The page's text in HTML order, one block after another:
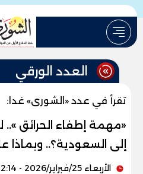
العدد الورقي
تقرأ في عدد «الشورى» غدا:
«مهمة إطفاء الحرائق
إلى السعودية؟.. وبماذا
الأربعاء 25/فبراير/2026 - 02:14 م